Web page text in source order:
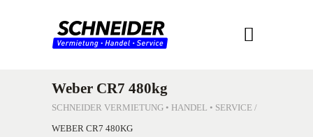
Weber CR7 480kg
SCHNEIDER VERMIETUNG • HANDEL • SERVICE /
WEBER CR7 480KG